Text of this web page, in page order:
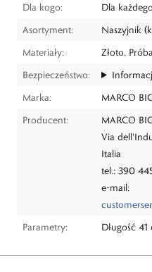
Dla kogo:
Dla każdego
Asortyment:
Naszyjnik
Materiały:
Złoto,
Bezpieczeństwo:
Marka:
MARCO
Producent:
MARCO
Via
Italia
tel.: 390
e-mail:
Parametry:
Długość